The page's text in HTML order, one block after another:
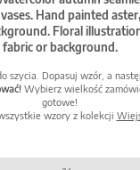
Hand painted
Floral
fabric or background.
szycia. Dopasuj wzór, a
Wybierz wielkość
gotowe!
wzory z kolekcji